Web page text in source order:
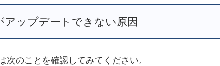
アップデートできない原因
次のことを確認してみてください。